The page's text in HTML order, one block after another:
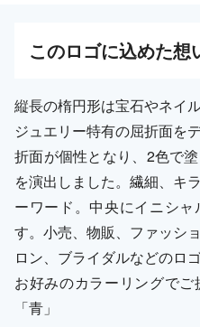
このロゴに込めた想
縦長の楕円形は宝石やネイ
ジュエリー特有の屈折面を
折面が個性となり、2色で
を演出しました。繊細、キ
ーワード。中央にイニシ
す。小売、物販、ファッシ
ロン、ブライダルなどのロ
お好みのカラーリングでご
「青」